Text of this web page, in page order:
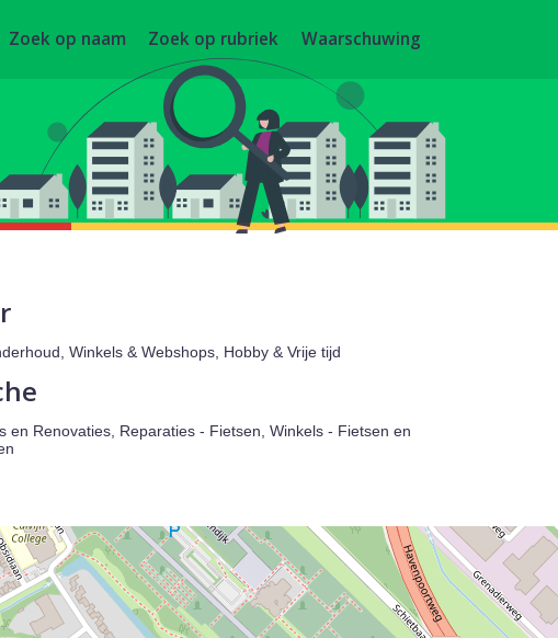
Zoek op naam Zoek op rubriek Waarschuwing
Winkels & Webshops, Hobby & Vrije tijd
en Renovaties, Reparaties - Fietsen, Winkels - Fietsen en